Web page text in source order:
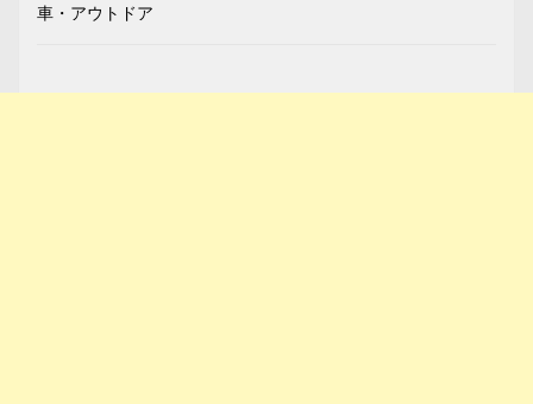
車・アウトドア